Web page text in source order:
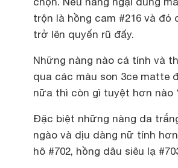
trộn là hồng cam #216 và đỏ
trở lên quyến rũ đấy.
Những nàng nào cá tính và
qua các màu son 3ce matte
nữa thì còn gì tuyệt hơn nào
Đặc biệt những nàng da
ngào và dịu dàng nữ tính
hô #702, hồng dâu siêu lạ